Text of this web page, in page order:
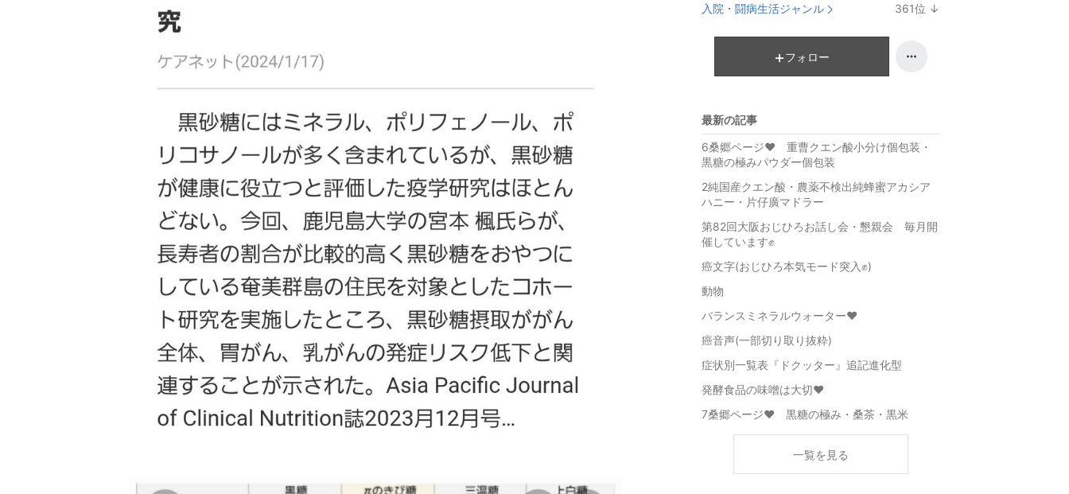
入院・闘病生活ジャンル 361位 ↓
フォロー
最新の記事
6桑郷ページ♥️ 重曹クエン酸小分け個包装・
黒糖の極みパウダー個包装
2純国産クエン酸・農薬不検出純蜂蜜アカシア
ハニー・片仔廣マドラー
第82回大阪おじひろお話し会・懇親会 毎月開
催しています✊
癌文字(おじひろ本気モード突入✊)
動物
バランスミネラルウォーター♥️
癌音声(一部切り取り抜粋)
症状別一覧表『ドクッター』追記進化型
発酵食品の味噌は大切♥️
7桑郷ページ♥️ 黒糖の極み・桑茶・黒米
一覧を見る